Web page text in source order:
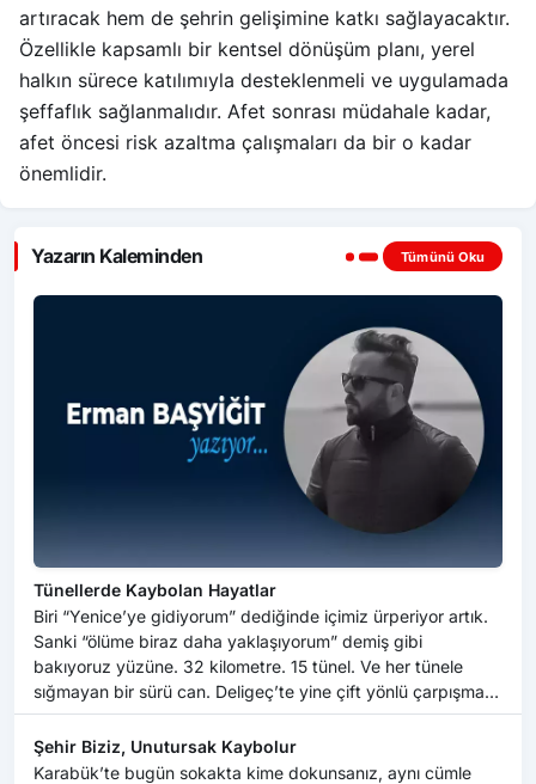
artıracak hem de şehrin gelişimine katkı sağlayacaktır.
Özellikle kapsamlı bir kentsel dönüşüm planı, yerel
halkın sürece katılımıyla desteklenmeli ve uygulamada
şeffaflık sağlanmalıdır. Afet sonrası müdahale kadar,
afet öncesi risk azaltma çalışmaları da bir o kadar
önemlidir.
Yazarın Kaleminden Tümünü Oku
Tünellerde Kaybolan Hayatlar
Biri “Yenice’ye gidiyorum” dediğinde içimiz ürperiyor artık.
Sanki “ölüme biraz daha yaklaşıyorum” demiş gibi
bakıyoruz yüzüne. 32 kilometre. 15 tünel. Ve her tünele
sığmayan bir sürü can. Deligeç’te yine çift yönlü çarpışma.
Her hafta s...
Şehir Biziz, Unutursak Kaybolur
Karabük’te bugün sokakta kime dokunsanız, aynı cümle